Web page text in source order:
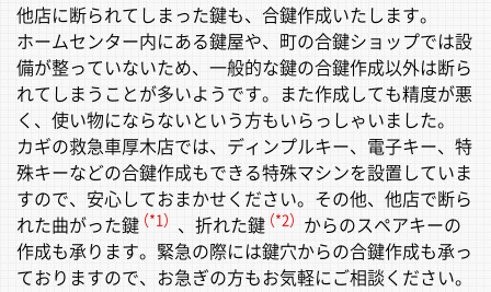
他店に断られてしまった鍵も、合鍵作成いたします。
ホームセンター内にある鍵屋や、町の合鍵ショップでは設
備が整っていないため、一般的な鍵の合鍵作成以外は断ら
れてしまうことが多いようです。また作成しても精度が悪
く、使い物にならないという方もいらっしゃいました。
カギの救急車厚木店では、ディンプルキー、電子キー、特
殊キーなどの合鍵作成もできる特殊マシンを設置していま
すので、安心しておまかせください。その他、他店で断ら
れた曲がった鍵（*1） 、折れた鍵（*2） からのスペアキーの
作成も承ります。緊急の際には鍵穴からの合鍵作成も承っ
ておりますので、お急ぎの方もお気軽にご相談ください。